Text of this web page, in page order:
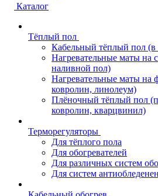
Каталог
Тёплый пол
Кабельный тёплый пол (в
Нагревательные маты на
наливной пол)
Нагревательные маты на
ковролин, линолеум)
Плёночный тёплый пол
ковролин, кварцвинил)
Терморегуляторы
Для тёплого пола
Для обогревателей
Для различных систем
Для систем